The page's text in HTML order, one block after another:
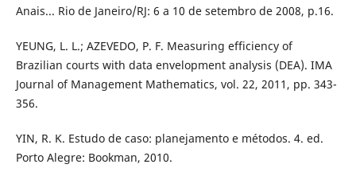
Anais... Rio de Janeiro/RJ: 6 a 10 de setembro de 2008, p.16.
YEUNG, L. L.; AZEVEDO, P. F. Measuring efficiency of
Brazilian courts with data envelopment analysis (DEA). IMA
Journal of Management Mathematics, vol. 22, 2011, pp. 343-
356.
YIN, R. K. Estudo de caso: planejamento e métodos. 4. ed.
Porto Alegre: Bookman, 2010.